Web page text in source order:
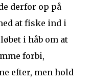
derfor op på
at fiske ind i
i håb om at
forbi,
efter, men hold